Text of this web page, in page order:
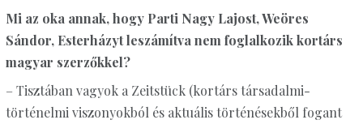
Mi az oka annak, hogy Parti Nagy Lajost, Weöres
Sándor, Esterházyt leszámítva nem foglalkozik kortárs
magyar szerzőkkel?
– Tisztában vagyok a Zeitstück (kortárs társadalmi-
történelmi viszonyokból és aktuális történésekből fogant